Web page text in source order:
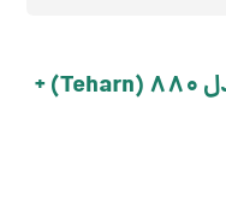
خرید صندلی پلاستیکی ناصر مدل 880 (Teharn) +